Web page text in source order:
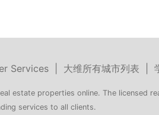
Services 大维所有城市列表
estate properties online. The licensed
services to all clients.